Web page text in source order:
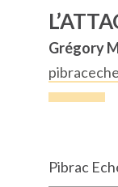
Grégory
Pibrac